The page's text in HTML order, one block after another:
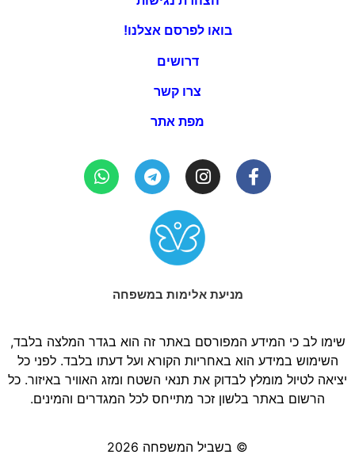
בואו לפרסם אצלנו!
דרושים
צרו קשר
מפת אתר
מניעת אלימות במשפחה
שימו לב כי המידע המפורסם באתר זה הוא בגדר המלצה בלבד,
השימוש במידע הוא באחריות הקורא ועל דעתו בלבד. לפני כל
יציאה לטיול מומלץ לבדוק את תנאי השטח ומזג האוויר באיזור. כל
הרשום באתר בלשון זכר מתייחס לכל המגדרים והמינים.
© בשביל המשפחה 2026